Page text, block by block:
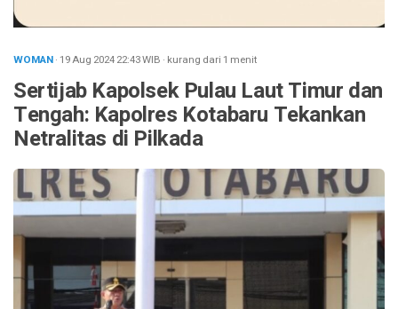
WOMAN· 19 Aug 202422:43WIB · kurang dari 1 menit
Sertijab Kapolsek Pulau Laut Timur dan
Tengah: Kapolres Kotabaru Tekankan
Netralitas di Pilkada